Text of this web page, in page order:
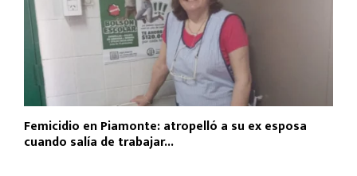
Femicidio en Piamonte: atropelló a su ex esposa
cuando salía de trabajar...